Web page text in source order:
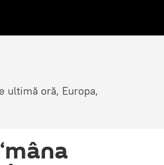
ultimă oră, Europa,